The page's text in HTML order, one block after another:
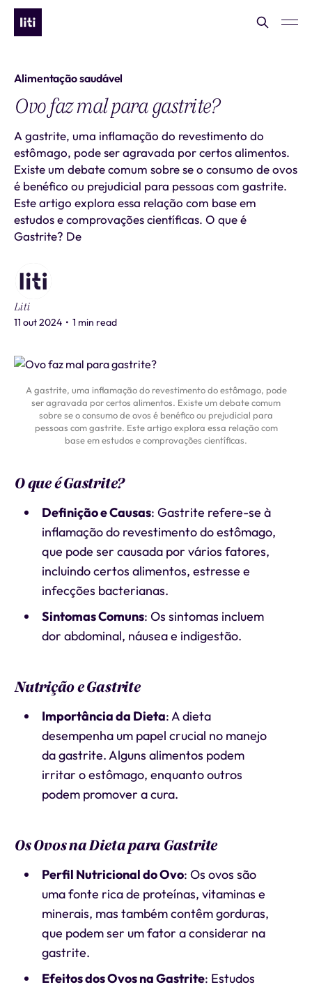
Alimentação saudável
Ovo faz mal para gastrite?
A gastrite, uma inflamação do revestimento do
estômago, pode ser agravada por certos alimentos.
Existe um debate comum sobre se o consumo de ovos
é benéfico ou prejudicial para pessoas com gastrite.
Este artigo explora essa relação com base em
estudos e comprovações científicas. O que é
Gastrite? De
Liti
11 out 2024 • 1 min read
A gastrite, uma inflamação do revestimento do estômago, pode
ser agravada por certos alimentos. Existe um debate comum
sobre se o consumo de ovos é benéfico ou prejudicial para
pessoas com gastrite. Este artigo explora essa relação com
base em estudos e comprovações científicas.
O que é Gastrite?
Definição e Causas: Gastrite refere-se à
inflamação do revestimento do estômago,
que pode ser causada por vários fatores,
incluindo certos alimentos, estresse e
infecções bacterianas.
Sintomas Comuns: Os sintomas incluem
dor abdominal, náusea e indigestão.
Nutrição e Gastrite
Importância da Dieta: A dieta
desempenha um papel crucial no manejo
da gastrite. Alguns alimentos podem
irritar o estômago, enquanto outros
podem promover a cura.
Os Ovos na Dieta para Gastrite
Perfil Nutricional do Ovo: Os ovos são
uma fonte rica de proteínas, vitaminas e
minerais, mas também contêm gorduras,
que podem ser um fator a considerar na
gastrite.
Efeitos dos Ovos na Gastrite: Estudos